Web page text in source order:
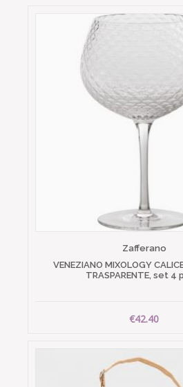
Zafferano
VENEZIANO MIXOLOGY
TRASPARENTE, set 4
€42.40